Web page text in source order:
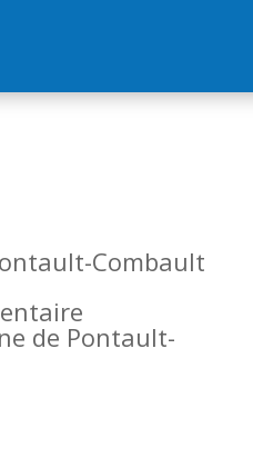
Combault
de Pontault-